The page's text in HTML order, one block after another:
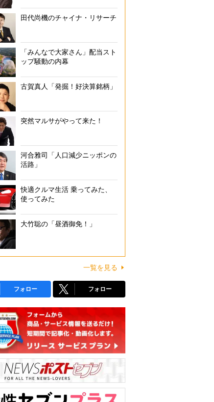
田代尚機のチャイナ・リサーチ
「みんなで大家さん」配当スト
ップ騒動の内幕
古賀真人「発掘！好決算銘柄」
突然マルサがやって来た！
河合雅司「人口減少ニッポンの
活路」
快適クルマ生活 乗ってみた、
使ってみた
大竹聡の「昼酒御免！」
一覧を見る
フォロー フォロー